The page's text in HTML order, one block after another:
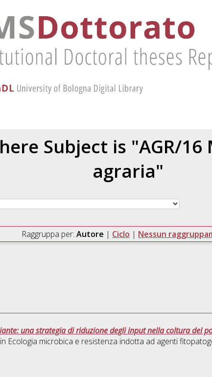
Subject is "AGR/
agraria"
Raggruppa per: Autore | Ciclo | Nessun
una strategia di riduzione degli input nella coltura del
Ecologia microbica e resistenza indotta ad agenti